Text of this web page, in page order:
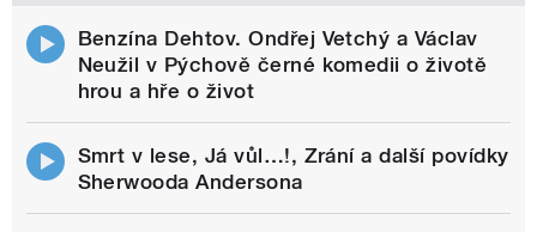
Benzína Dehtov. Ondřej Vetchý a Václav
Neužil v Pýchově černé komedii o životě
hrou a hře o život
Smrt v lese, Já vůl…!, Zrání a další povídky
Sherwooda Andersona